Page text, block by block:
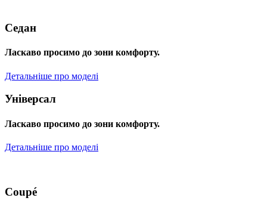
Седан
Ласкаво просимо до зони комфорту.
Детальніше про моделі
Універсал
Ласкаво просимо до зони комфорту.
Детальніше про моделі
Coupé